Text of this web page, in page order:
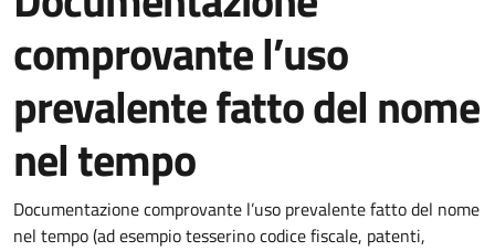
comprovante l’uso
prevalente fatto del nome
nel tempo
Documentazione comprovante l’uso prevalente fatto del nome
nel tempo (ad esempio tesserino codice fiscale, patenti,